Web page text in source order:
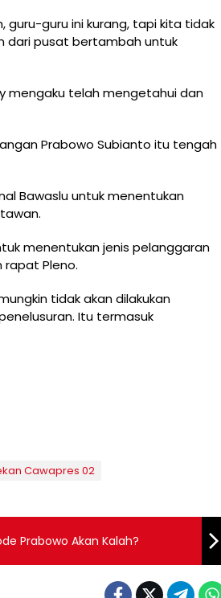
guru-guru ini kurang, tapi kita tidak
dari pusat bertambah untuk
mengaku telah mengetahui dan
Prabowo Subianto itu tengah
Bawaslu untuk menentukan
menentukan jenis pelanggaran
rapat Pleno.
tidak akan dilakukan
Itu termasuk
Cawapres 02
Prabowo Akan Kalah?